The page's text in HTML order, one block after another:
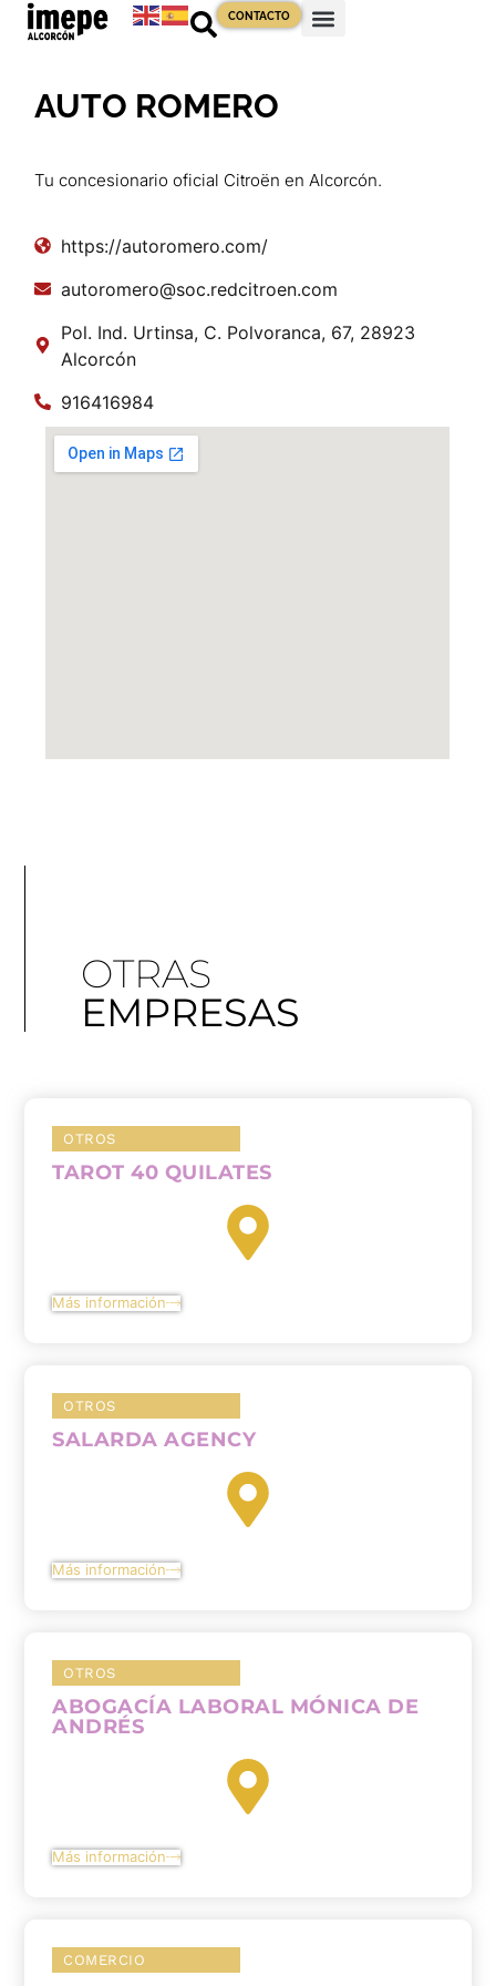
CONTACTO
AUTO ROMERO
Tu concesionario oficial Citroën en Alcorcón.
https://autoromero.com/
autoromero@soc.redcitroen.com
Pol. Ind. Urtinsa, C. Polvoranca, 67, 28923
Alcorcón
916416984
OTRAS
EMPRESAS
OTROS
TAROT 40 QUILATES
Más información
OTROS
SALARDA AGENCY
Más información
OTROS
ABOGACÍA LABORAL MÓNICA DE
ANDRÉS
Más información
COMERCIO